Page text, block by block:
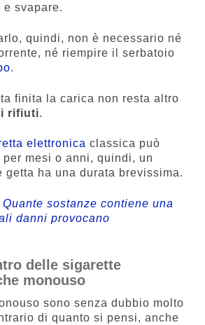
svapare.
quindi, non è necessario né
né riempire il serbatoio
.
finita la carica non resta altro
rifiuti.
elettronica classica può
mesi o anni, quindi, un
getta ha una durata brevissima.
Quante sostanze contiene una
danni provocano
delle sigarette
monouso
sono senza dubbio molto
di quanto si pensi, anche